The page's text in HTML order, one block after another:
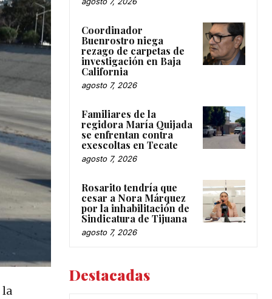
la
Coordinador
Buenrostro niega
rezago de carpetas de
investigación en Baja
California
agosto 7, 2026
Familiares de la
regidora María Quijada
se enfrentan contra
exescoltas en Tecate
agosto 7, 2026
Rosarito tendría que
cesar a Nora Márquez
por la inhabilitación de
Sindicatura de Tijuana
agosto 7, 2026
Destacadas